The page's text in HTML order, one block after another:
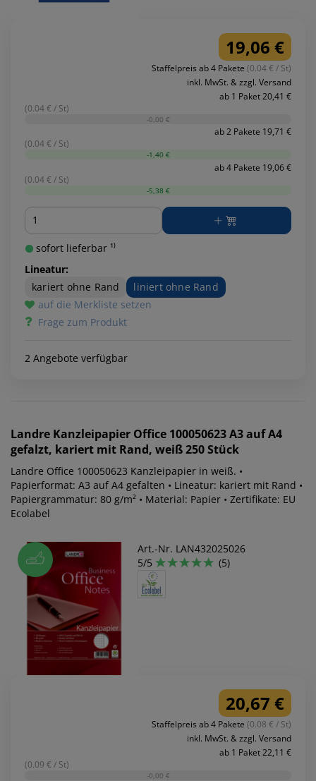
19,06 €
Staffelpreis ab 4 Pakete (0.04 € / St)
inkl. MwSt. & zzgl. Versand
ab 1 Paket 20,41 €
(0.04 € / St)
-0,00 €
ab 2 Pakete 19,71 €
(0.04 € / St)
-1,40 €
ab 4 Pakete 19,06 €
(0.04 € / St)
-5,38 €
Menge
sofort lieferbar ¹⁾
Lineatur:
kariert ohne Rand
liniert ohne Rand
auf die Merkliste setzen
Frage zum Produkt
2 Angebote verfügbar
Landre Kanzleipapier Office 100050623 A3 auf A4
gefalzt, kariert mit Rand, weiß 250 Stück
Landre Office 100050623 Kanzleipapier in weiß. •
Papierformat: A3 auf A4 gefalten • Lineatur: kariert mit Rand •
Papiergrammatur: 80 g/m² • Material: Papier • Zertifikate: EU
Ecolabel
Art.-Nr. LAN432025026
5/5
(5)
20,67 €
Staffelpreis ab 4 Pakete (0.08 € / St)
inkl. MwSt. & zzgl. Versand
ab 1 Paket 22,11 €
(0.09 € / St)
-0,00 €